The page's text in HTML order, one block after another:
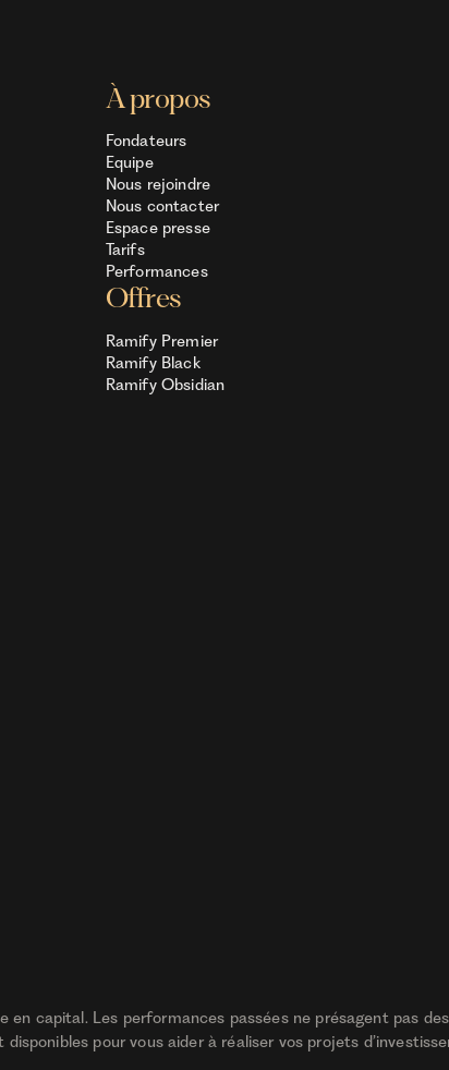
À propos
Fondateurs
Equipe
Nous rejoindre
Nous contacter
Espace presse
Tarifs
Performances
Offres
Ramify Premier
Ramify Black
Ramify Obsidian
en capital. Les performances passées ne présagent pas des
pour vous aider à réaliser vos projets